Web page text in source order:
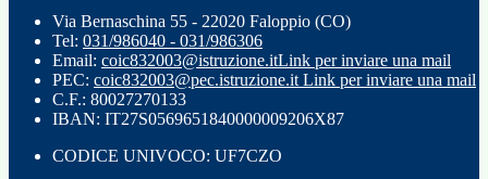
Via Bernaschina 55 - 22020 Faloppio (CO)
Tel: 031/986040 - 031/986306
Email: coic832003@istruzione.itLink per inviare una mail
PEC: coic832003@pec.istruzione.it Link per inviare una mail
C.F.: 80027270133
IBAN: IT27S0569651840000009206X87
CODICE UNIVOCO: UF7CZO